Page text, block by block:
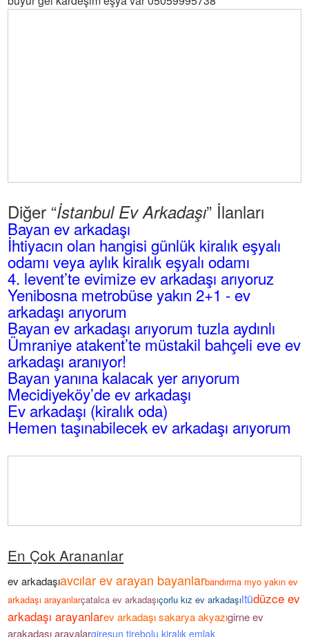
Diğer “İstanbul Ev Arkadaşı” İlanları
Bayan ev arkadaşı
İhtiyacın olan hangisi günlük kiralık eşyalı
odamı veya aylık kiralık eşyalı odamı
4. levent’te evimize ev arkadaşı arıyoruz
Yenibosna metrobüse yakın 2+1 - ev
arkadaşı arıyorum
Bayan ev arkadaşı arıyorum tuzla aydınlı
Ümraniye atakent’te müstakil bahçeli eve ev
arkadaşı aranıyor!
Bayan yanına kalacak yer arıyorum
Mecidiyeköy’de ev arkadaşı
Ev arkadaşı (kiralık oda)
Hemen taşınabilecek ev arkadaşı arıyorum
En Çok Arananlar
ev arkadaşıavcılar ev arayan bayanlarbandırma myo yakın ev
arkadaşı arayanlarçatalca ev arkadaşıçorlu kız ev arkadaşıitüdüzce ev
arkadaşı arayanlarev arkadaşı sakarya akyazıgirne ev
arakadaşı arayalargiresun tirebolu kiralık emlak